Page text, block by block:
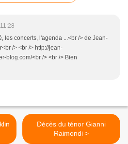
les concerts, l'agenda ...<br /> de Jean-
/> <br /> http://jean-
blog.com/<br /> <br /> Bien
Décès du ténor Gianni
Raimondi >